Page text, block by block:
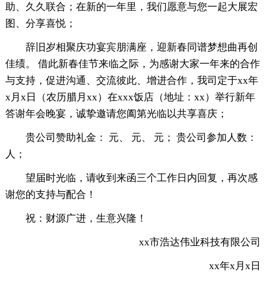
助、久久联合；在新的一年里，我们愿意与您一起大展宏
图、分享喜悦；
辞旧岁相聚庆功宴宾朋满座，迎新春同谱梦想曲再创
佳绩。 借此新春佳节来临之际，为感谢大家一年来的合作
与支持，促进沟通、交流彼此、增进合作，我司定于xx年
x月x日（农历腊月xx）在xxx饭店（地址：xx）举行新年
答谢年会晚宴，诚挚邀请您阖第光临以共享喜庆；
贵公司赞助礼金： 元、 元、 元； 贵公司参加人数：
人；
望届时光临，请收到来函三个工作日内回复，再次感
谢您的支持与配合！
祝：财源广进，生意兴隆！
xx市浩达伟业科技有限公司
xx年x月x日